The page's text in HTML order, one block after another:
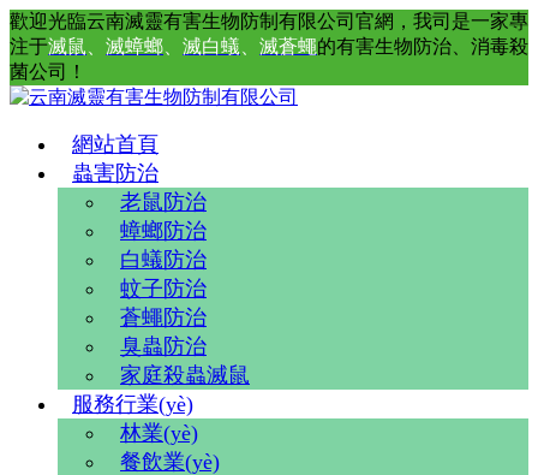
歡迎光臨云南滅靈有害生物防制有限公司官網，我司是一家專
注于滅鼠 滅蟑螂 滅白蟻 滅蒼蠅的有害生物防治、消毒殺
菌公司！
網站首頁
蟲害防治
老鼠防治
蟑螂防治
白蟻防治
蚊子防治
蒼蠅防治
臭蟲防治
家庭殺蟲滅鼠
服務行業(yè)
林業(yè)
餐飲業(yè)